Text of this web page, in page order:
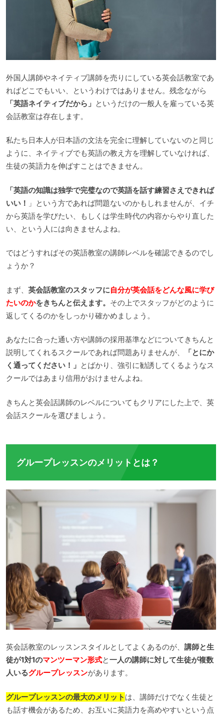
外国人講師やネイティブ講師を売りにしている英会話教室であ
ればどこでもいい、というわけではありません。残念ながら
「英語ネイティブだから」 というだけの一般人を雇っている英
会話教室は存在します。
私たち日本人が日本語の文法を完全に理解していないのと同じ
ように、ネイティブでも英語の教え方を理解していなければ、
生徒の英語力を伸ばすことはできません。
「英語の知識は独学で完璧なので英語を話す練習さえできれば
いい！ 」という方であれば問題ないのかもしれませんが、イチ
から英語を学びたい、もしくは学生時代の内容からやり直した
い、という人には向きませんよね。
ではどうすればその英語教室の講師レベルを確認できるのでし
ょうか？
まず、 英会話教室のスタッフに自分が英会話をどんな風に学び
たいのかをきちんと伝えます。 その上でスタッフがどのように
返してくるのかをしっかり確かめましょう。
あなたに合った通い方や講師の採用基準などについてきちんと
説明してくれるスクールであれば問題ありませんが、
「とにか
く通ってください！」 とばかり、強引に勧誘してくるようなス
クールではあまり信用がおけませんよね。
きちんと英会話講師のレベルについてもクリアにした上で、英
会話スクールを選びましょう。
グループレッスンのメリットとは？
英会話教室のレッスンスタイルとしてよくあるのが、 講師と生
徒が1対1のマンツーマン形式と一人の講師に対して生徒が複数
人いるグループレッスンがあります。
グループレッスンの最大のメリット は、講師だけでなく生徒と
も話す機会があるため、お互いに英語力を高めやすいという点